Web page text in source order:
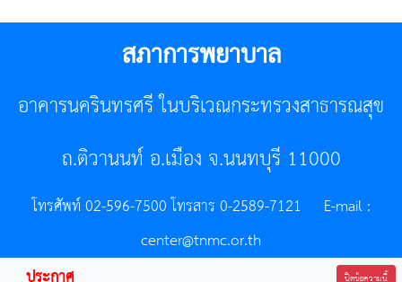
สภาการพยาบาล
อาคารนครินทรศรี ในบริเวณกระทรวงสาธารณสุข
ถ.ติวานนท์ อ.เมือง จ.นนทบุรี 11000
โทรศัพท์ 02-596-7500 โทรสาร 0-2589-7121 E-mail :
center@tnmc.or.th